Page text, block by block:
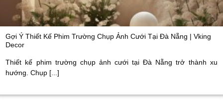
Gợi Ý Thiết Kế Phim Trường Chụp Ảnh Cưới Tại Đà Nẵng | Vking
Decor
Thiết kế phim trường chụp ảnh cưới tại Đà Nẵng trở thành xu
hướng. Chụp [...]